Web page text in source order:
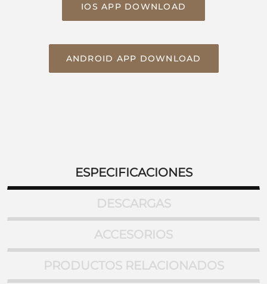
IOS APP DOWNLOAD
ANDROID APP DOWNLOAD
ESPECIFICACIONES
DESCARGAS
ACCESORIOS
PRODUCTOS RELACIONADOS